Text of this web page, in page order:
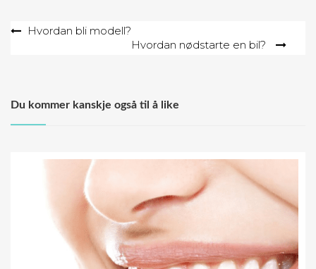
PostHvordan bli modell?
Hvordan nødstarte en bil?
Du kommer kanskje også til å like